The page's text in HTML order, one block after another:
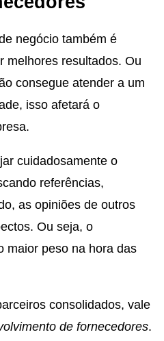
negócio também é
melhores resultados. Ou
consegue atender a um
isso afetará o
cuidadosamente o
referências,
as opiniões de outros
Ou seja, o
maior peso na hora das
consolidados, vale
de fornecedores.